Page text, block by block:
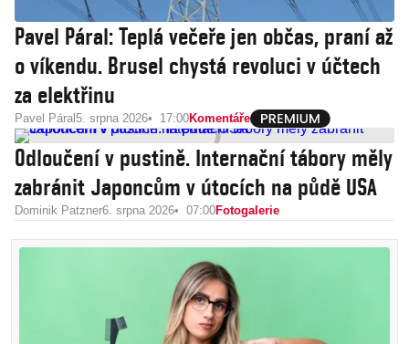
Pavel Páral: Teplá večeře jen občas, praní až
o víkendu. Brusel chystá revoluci v účtech
za elektřinu
Pavel Páral 5. srpna 2026 17:00Komentáře
Odloučení v pustině. Internační tábory měly
zabránit Japoncům v útocích na půdě USA
Dominik Patzner6. srpna 2026 07:00Fotogalerie